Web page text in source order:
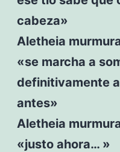
cabeza»
Aletheia
«se marcha a
definitivamente
antes»
Aletheia
«justo ahora… »